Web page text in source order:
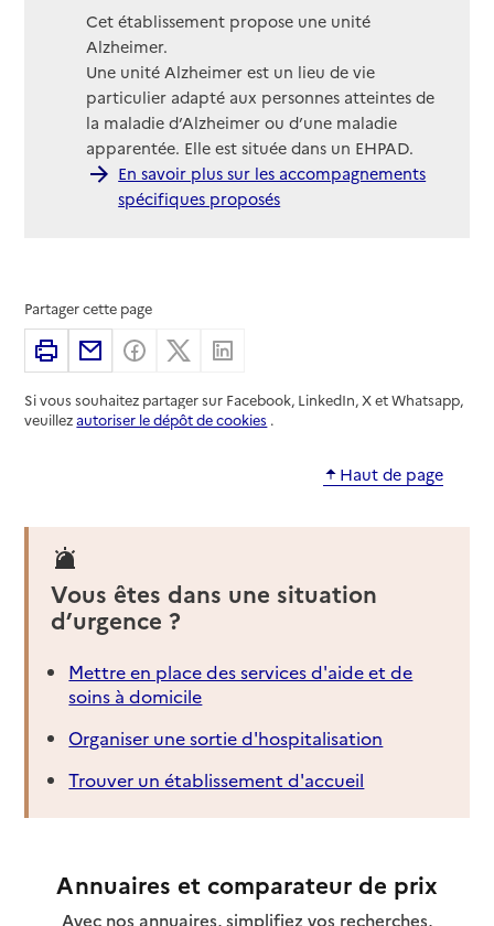
Cet établissement propose une unité
Alzheimer.
Une unité Alzheimer est un lieu de vie
particulier adapté aux personnes atteintes de
la maladie d’Alzheimer ou d’une maladie
apparentée. Elle est située dans un EHPAD.
En savoir plus sur les accompagnements
spécifiques proposés
Partager cette page
ImprimerPartager par email
Partager sur Facebook
Partager sur X
Si vous souhaitez partager sur Facebook, LinkedIn, X et Whatsapp,
veuillezautoriser le dépôt de cookies .
Haut de page
Vous êtes dans une situation
d’urgence ?
Mettre en place des services d'aide et de
soins à domicile
Organiser une sortie d'hospitalisation
Trouver un établissement d'accueil
Annuaires et comparateur de prix
Avec nos annuaires, simplifiez vos recherches,